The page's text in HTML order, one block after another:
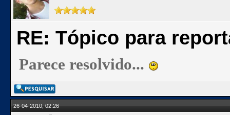
RE: Tópico para
Parece resolvido...
26-04-2010, 02:26